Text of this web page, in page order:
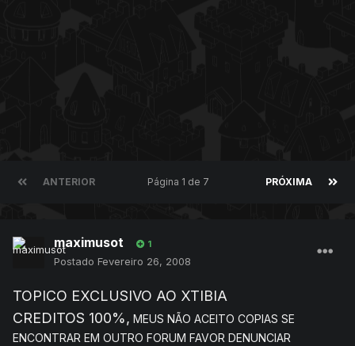
ANTERIOR PRÓXIMA
Página 1 de 7
maximusot 1
Postado Fevereiro 26, 2008
TOPICO EXCLUSIVO AO XTIBIA
CREDITOS 100%, MEUS NÃO ACEITO COPIAS SE
ENCONTRAR EM OUTRO FORUM FAVOR DENUNCIAR